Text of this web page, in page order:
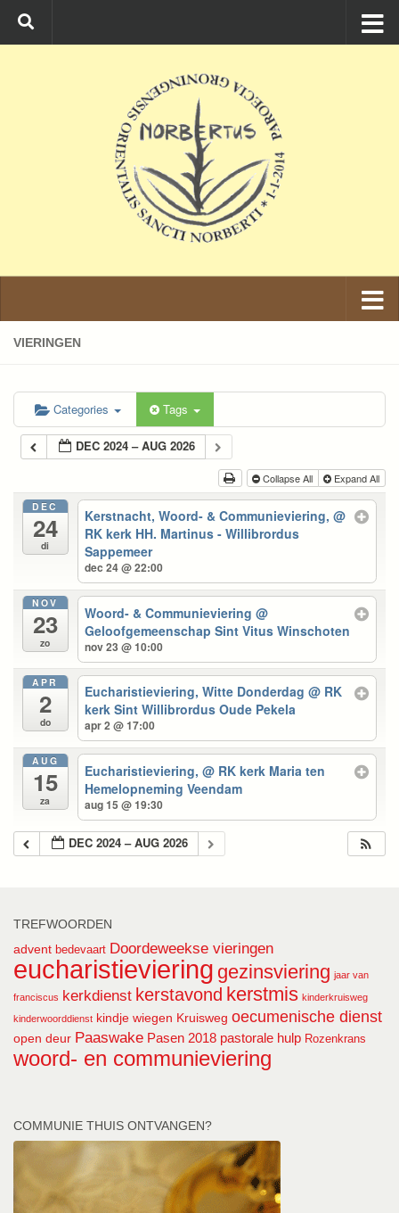
Ga naar de inhoud
VIERINGEN
Categories Tags
DEC 2024 – AUG 2026
Collapse All Expand All
DEC
24
di
Kerstnacht, Woord- & Communieviering,@
RK kerk HH. Martinus - Willibrordus
Sappemeer
dec 24 @ 22:00
NOV
23
zo
Woord- & Communieviering@
Geloofgemeenschap Sint Vitus Winschoten
nov 23 @ 10:00
APR
2
do
Eucharistieviering, Witte Donderdag@ RK
kerk Sint Willibrordus Oude Pekela
apr 2 @ 17:00
AUG
15
za
Eucharistieviering,@ RK kerk Maria ten
Hemelopneming Veendam
aug 15 @ 19:30
DEC 2024 – AUG 2026
TREFWOORDEN
advent bedevaart Doordeweekse vieringen
eucharistieviering gezinsviering jaar van
franciscus kerkdienst kerstavond kerstmis kinderkruisweg
kinderwoorddienst kindje wiegen Kruisweg oecumenische dienst
open deur Paaswake Pasen 2018 pastorale hulp Rozenkrans
woord- en communieviering
COMMUNIE THUIS ONTVANGEN?